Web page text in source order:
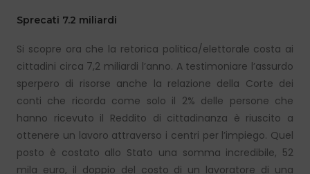
Sprecati 7.2 miliardi
Si scopre ora che la retorica politica/elettorale costa ai
cittadini circa 7,2 miliardi l’anno. A testimoniare l’assurdo
sperpero di risorse anche la relazione della Corte dei
conti che ricorda come solo il 2% delle persone che
hanno ricevuto il Reddito di cittadinanza è riuscito a
ottenere un lavoro attraverso i centri per l’impiego. Quel
posto è costato allo Stato una somma incredibile, 52
mila euro, il doppio del costo di un lavoratore di una